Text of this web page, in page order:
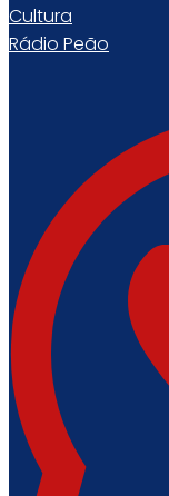
Cultura
Rádio Peão